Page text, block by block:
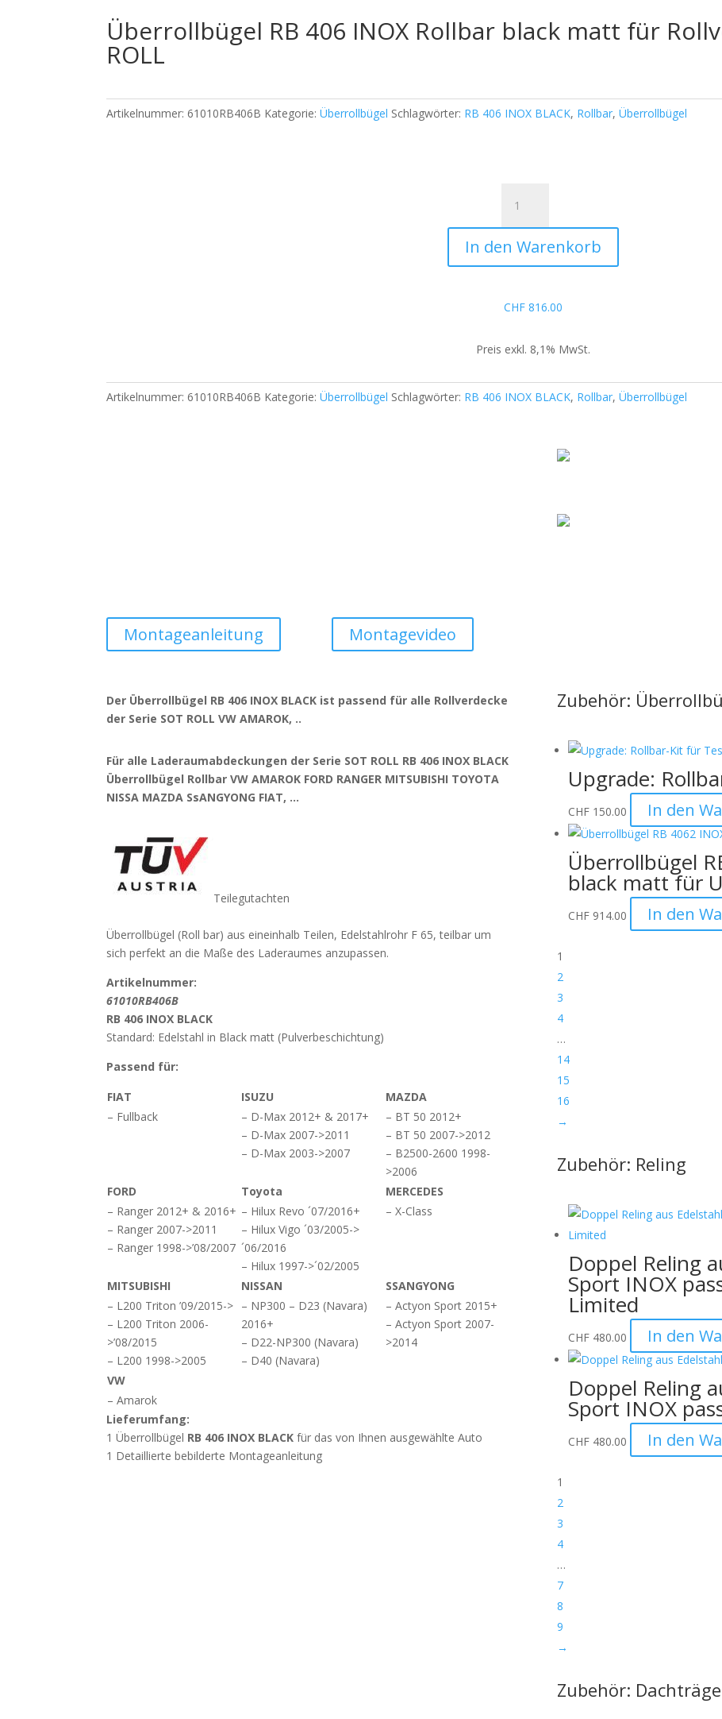
Überrollbügel RB 406 INOX Rollbar black matt für
ROLL
Artikelnummer:61010RB406B Kategorie:Überrollbügel Schlagwörter: RB 406 INOX BLACK, Rollbar,Überrollbügel
406
INOX
Rollbar
matt
der
SOT
In den Warenkorb
CHF 816.00
Preis exkl. 8,1% MwSt.
Artikelnummer:61010RB406B Kategorie:Überrollbügel Schlagwörter: RB 406 INOX BLACK, Rollbar,Überrollbügel
Montageanleitung Montagevideo
Der Überrollbügel RB 406 INOX BLACK ist passend für alle Rollverdecke
der Serie SOT ROLL VW AMAROK, ..
Für alle Laderaumabdeckungen der Serie SOT ROLL RB 406 INOX BLACK
Überrollbügel Rollbar VW AMAROK FORD RANGER MITSUBISHI TOYOTA
NISSA MAZDA SsANGYONG FIAT, …
Teilegutachten
Überrollbügel (Roll bar) aus eineinhalb Teilen, Edelstahlrohr F 65, teilbar um
sich perfekt an die Maße des Laderaumes anzupassen.
Artikelnummer:
61010RB406B
RB 406 INOX BLACK
Standard: Edelstahl in Black matt (Pulverbeschichtung)
Passend für:
FIAT
ISUZU
MAZDA
– Fullback
– D-Max 2012+ & 2017+
– D-Max 2007->2011
– D-Max 2003->2007
– BT 50 2012+
– BT 50 2007->2012
– B2500-2600 1998-
>2006
FORD
Toyota
MERCEDES
– Ranger 2012+ & 2016+
– Ranger 2007->2011
– Ranger 1998->’08/2007
– Hilux Revo ´07/2016+
– Hilux Vigo ´03/2005->
´06/2016
– Hilux 1997->´02/2005
– X-Class
MITSUBISHI NISSAN
SSANGYONG
– L200 Triton ’09/2015->
– L200 Triton 2006-
>’08/2015
– L200 1998->2005
– NP300 – D23 (Navara)
2016+
– D22-NP300 (Navara)
– D40 (Navara)
– Actyon Sport 2015+
– Actyon Sport 2007-
>2014
VW
– Amarok
Lieferumfang:
1 Überrollbügel RB 406 INOX BLACK für das von Ihnen ausgewählte Auto
1 Detaillierte bebilderte Montageanleitung
Zubehör:
Upgrade:
CHF150.00 In den
Überrollbügel
black matt für
CHF914.00 In den
1
2
3
4
…
14
15
16
→
Zubehör: Reling
Doppel Reling
Sport INOX
Limited
CHF480.00 In den
Doppel Reling
Sport INOX
CHF480.00 In den
1
2
3
4
…
7
8
9
→
Zubehör: